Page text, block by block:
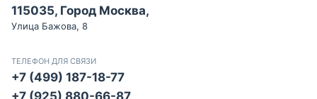
115035, Город Москва,
Улица Бажова, 8
ТЕЛЕФОН ДЛЯ СВЯЗИ
+7 (499) 187-18-77
+7 (925) 880-66-87